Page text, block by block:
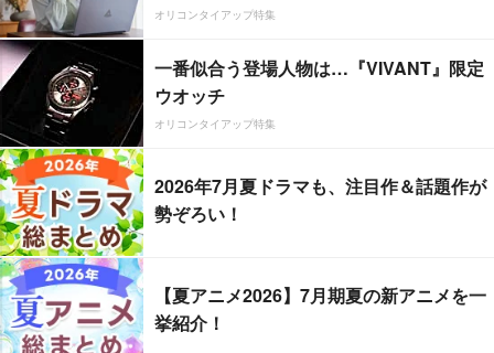
オリコンタイアップ特集
一番似合う登場人物は…『VIVANT』限定
ウオッチ
オリコンタイアップ特集
2026年7月夏ドラマも、注目作＆話題作が
勢ぞろい！
【夏アニメ2026】7月期夏の新アニメを一
挙紹介！